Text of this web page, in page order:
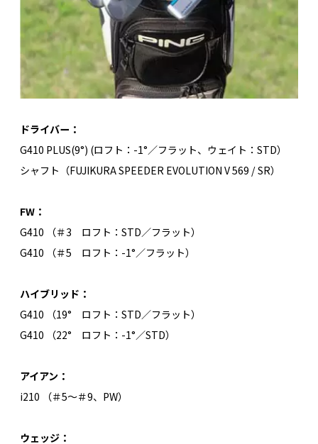
ドライバー：
G410 PLUS(9°) (ロフト：-1°／フラット、ウェイト：STD）
シャフト（FUJIKURA SPEEDER EVOLUTION V 569 / SR）
FW：
G410 （＃3 ロフト：STD／フラット）
G410 （＃5 ロフト：-1°／フラット）
ハイブリッド：
G410 （19° ロフト：STD／フラット）
G410 （22° ロフト：-1°／STD）
アイアン：
i210 （＃5～＃9、PW）
ウェッジ：